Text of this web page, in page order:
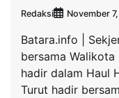
Redaksi November
Batara.info |
bersama Walikota
hadir dalam Haul
Turut hadir